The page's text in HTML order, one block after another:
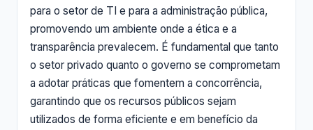
para o setor de TI e para a administração pública,
promovendo um ambiente onde a ética e a
transparência prevalecem. É fundamental que tanto
o setor privado quanto o governo se comprometam
a adotar práticas que fomentem a concorrência,
garantindo que os recursos públicos sejam
utilizados de forma eficiente e em benefício da